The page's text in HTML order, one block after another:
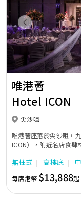
Previous
唯港薈
Hotel ICON
尖沙咀
唯港薈座落於尖沙咀，
ICON），附近名店食肆
中的活力個性，成為一
隊由策劃統籌至所有婚
讓您留下獨特的醉人回
廳，配置了全套先進的
現代時尚感的水晶玻璃
無柱式 高樓底
每席港幣 $13,888起